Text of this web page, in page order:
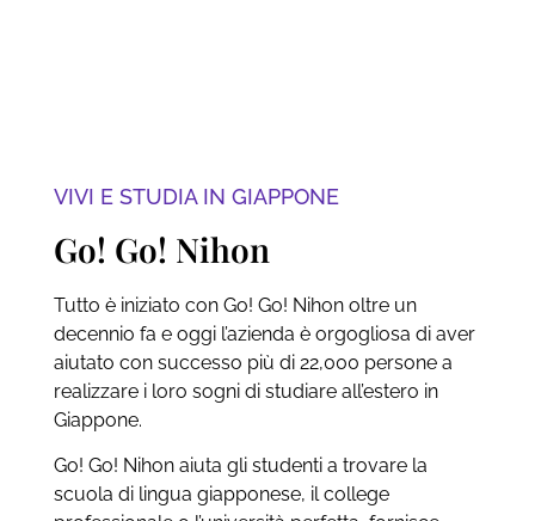
VIVI E STUDIA IN GIAPPONE
Go! Go! Nihon
Tutto è iniziato con Go! Go! Nihon oltre un
decennio fa e oggi l’azienda è orgogliosa di aver
aiutato con successo più di 22,000 persone a
realizzare i loro sogni di studiare all’estero in
Giappone.
Go! Go! Nihon aiuta gli studenti a trovare la
scuola di lingua giapponese, il college